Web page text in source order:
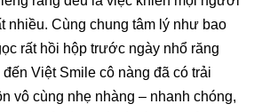
nhiều. Cùng chung tâm lý như bao
rất hồi hộp trước ngày nhổ răng
Việt Smile cô nàng đã có trải
vô cùng nhẹ nhàng – nhanh chóng,